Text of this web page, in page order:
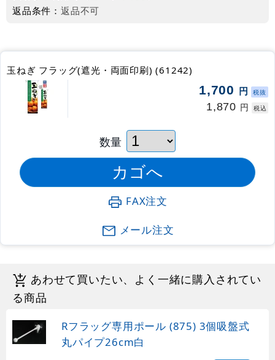
返品条件： 返品不可
玉ねぎ フラッグ(遮光・両面印刷) (61242)
1,700 円 税抜
1,870 円 税込
数量
FAX注文
メール注文
あわせて買いたい、よく一緒に購入されてい
る商品
Rフラッグ専用ポール (875) 3個吸盤式
丸パイプ26cm白